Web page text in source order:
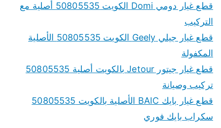
قطع غيار دومي Domi الكويت 50805535 أصلية مع
التركيب
قطع غيار جيلي Geely الكويت 50805535 الأصلية
المكفولة
قطع غيار جيتور Jetour بالكويت أصلية 50805535
تركيب وصيانة
قطع غيار بايك BAIC الأصلية بالكويت 50805535
سكراب بايك فوري